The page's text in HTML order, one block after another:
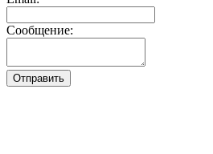
Сообщение: